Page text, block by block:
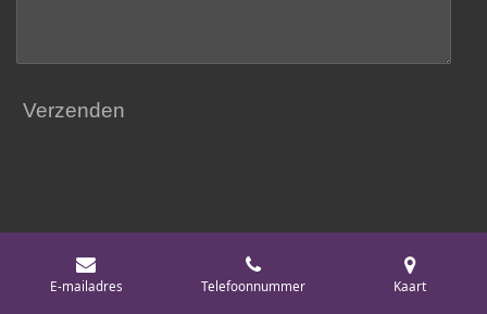
Verzenden
Onze bijzondere donateur / sponsor:
E-mailadres
Telefoonnummer Kaart